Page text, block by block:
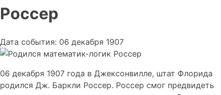
Россер
Дата события: 06 декабря 1907
06 декабря 1907 года в Джексонвилле, штат Флорида
родился Дж. Баркли Россер. Россер смог предвидеть